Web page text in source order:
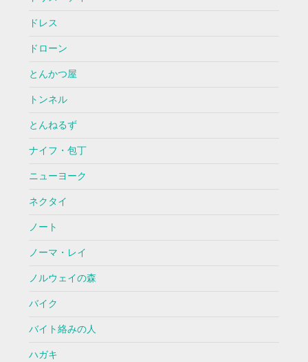
ドレス
ドローン
とんかつ屋
トンネル
とんねるず
ナイフ・包丁
ニューヨーク
ネクタイ
ノート
ノーマ・レイ
ノルウェイの森
バイク
バイト絡みの人
ハガキ